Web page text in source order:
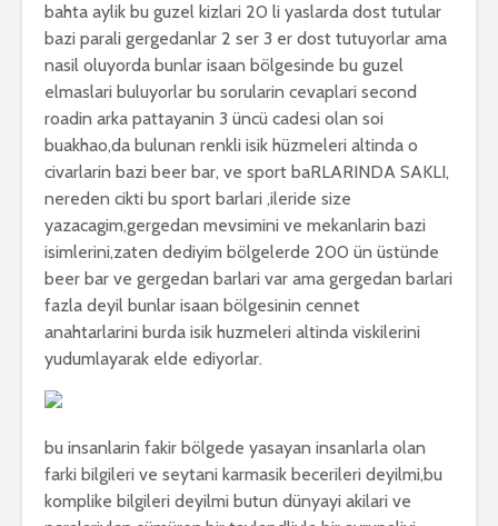
bahta aylik bu guzel kizlari 20 li yaslarda dost tutular
bazi parali gergedanlar 2 ser 3 er dost tutuyorlar ama
nasil oluyorda bunlar isaan bölgesinde bu guzel
elmaslari buluyorlar bu sorularin cevaplari second
roadin arka pattayanin 3 üncü cadesi olan soi
buakhao,da bulunan renkli isik hüzmeleri altinda o
civarlarin bazi beer bar, ve sport baRLARINDA SAKLI,
nereden cikti bu sport barlari ,ileride size
yazacagim,gergedan mevsimini ve mekanlarin bazi
isimlerini,zaten dediyim bölgelerde 200 ün üstünde
beer bar ve gergedan barlari var ama gergedan barlari
fazla deyil bunlar isaan bölgesinin cennet
anahtarlarini burda isik huzmeleri altinda viskilerini
yudumlayarak elde ediyorlar.
bu insanlarin fakir bölgede yasayan insanlarla olan
farki bilgileri ve seytani karmasik becerileri deyilmi,bu
komplike bilgileri deyilmi butun dünyayi akilari ve